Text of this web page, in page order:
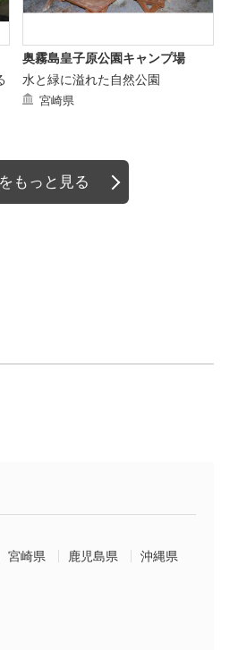
奥霧島皇子原公園キャンプ場
水と緑に溢れた自然公園
宮崎県
もっと見る
宮崎県 鹿児島県
沖縄県